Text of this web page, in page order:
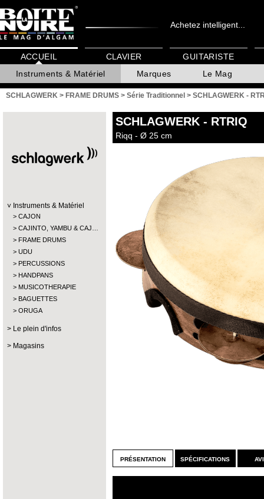
Achetez intelligent...
ACCUEIL
Instruments & Matériel
Marques Le Mag
CLAVIER GUITARISTE
SCHLAGWERK > FRAME DRUMS > Série Traditionnel > SCHLAGWERK -
Instruments & Matériel
CAJON
CAJINTO, YAMBU & CAJ…
FRAME DRUMS
UDU
PERCUSSIONS
HANDPANS
MUSICOTHERAPIE
BAGUETTES
ORUGA
Le plein d'infos
Magasins
SCHLAGWERK - RTRIQ
Riqq - Ø 25 cm
présentation spécifications